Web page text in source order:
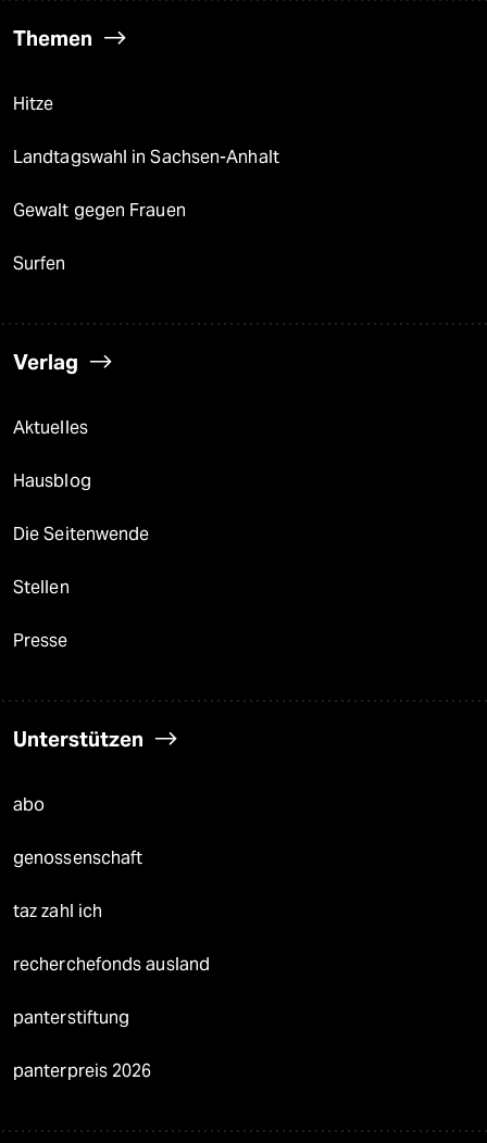
Themen
Hitze
Landtagswahl in Sachsen-Anhalt
Gewalt gegen Frauen
Surfen
Verlag
Aktuelles
Hausblog
Die Seitenwende
Stellen
Presse
Unterstützen
abo
genossenschaft
taz zahl ich
recherchefonds ausland
panterstiftung
panterpreis 2026